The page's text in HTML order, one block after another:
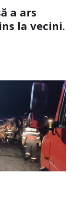
a ars
la vecini.